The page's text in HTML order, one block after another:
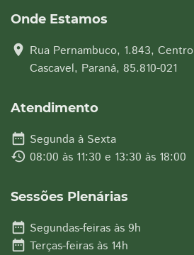
Onde Estamos
location_on Rua Pernambuco, 1.843, Centro
Cascavel, Paraná, 85.810-021
Atendimento
date_range Segunda à Sexta
history 08:00 às 11:30 e 13:30 às 18:00
Sessões Plenárias
date_range Segundas-feiras às 9h
date_range Terças-feiras às 14h